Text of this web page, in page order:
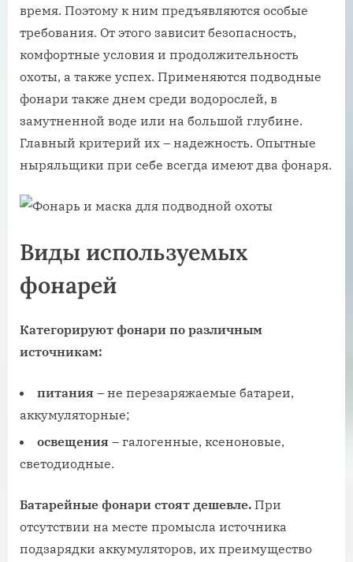
время. Поэтому к ним предъявляются особые
требования. От этого зависит безопасность,
комфортные условия и продолжительность
охоты, а также успех. Применяются подводные
фонари также днем среди водорослей, в
замутненной воде или на большой глубине.
Главный критерий их – надежность. Опытные
ныряльщики при себе всегда имеют два фонаря.
Виды используемых
фонарей
Категорируют фонари по различным
источникам:
питания – не перезаряжаемые батареи,
аккумуляторные;
освещения – галогенные, ксеноновые,
светодиодные.
Батарейные фонари стоят дешевле. При
отсутствии на месте промысла источника
подзарядки аккумуляторов, их преимущество